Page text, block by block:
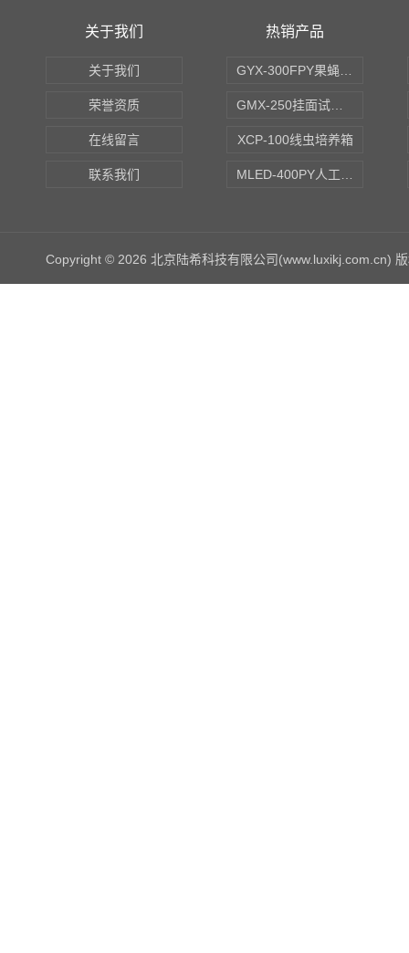
关于我们
关于我们
荣誉资质
在线留言
联系我们
热销产品
XCP-100线虫培养箱
Copyright © 2026 北京陆希科技有限公司(www.luxikj.com.cn)